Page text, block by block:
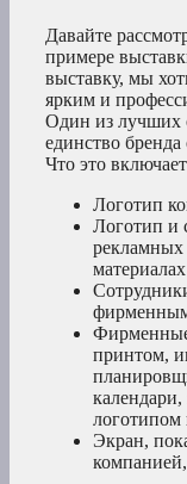
Давайте
примере
выставку, мы
ярким и
Один из лучших
единство
Что это
Логотип
Логотип и
рекламных
материалах
принтом,
логотипом
Экран,